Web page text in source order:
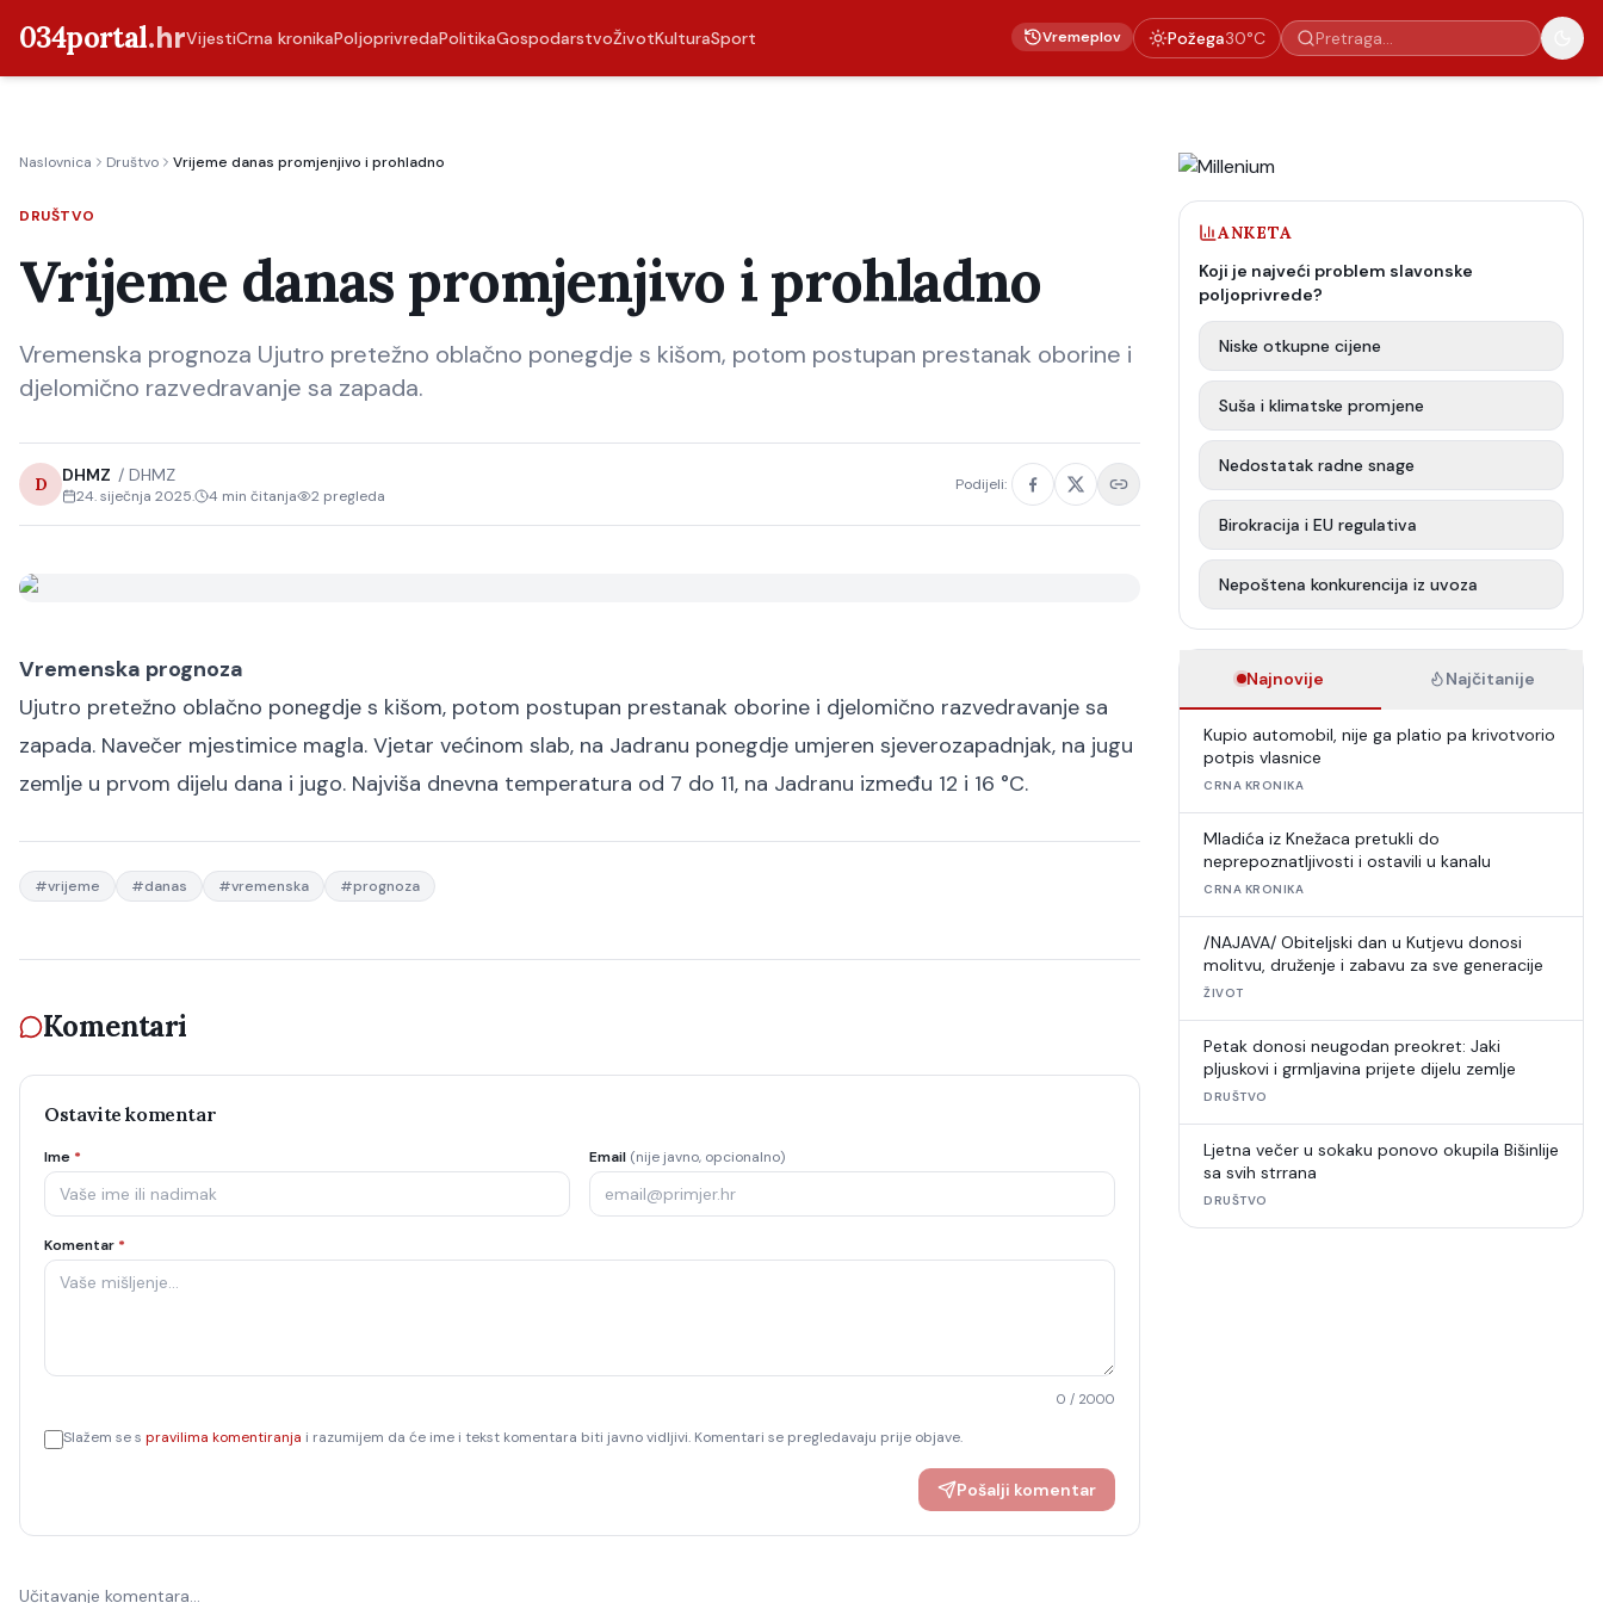
034portal.hrVijestiCrna kronikaPoljoprivredaPolitikaGospodarstvoŽivotKulturaSport Vremeplov Požega30°C
Naslovnica Društvo Vrijeme danas promjenjivo i prohladno
DRUŠTVO
Vrijeme danas promjenjivo i prohladno
Vremenska prognoza Ujutro pretežno oblačno ponegdje s kišom, potom postupan prestanak oborine i
djelomično razvedravanje sa zapada.
D DHMZ / DHMZ
24. siječnja 2025. 4 min čitanja 2 pregleda
Podijeli:
Vremenska prognoza
Ujutro pretežno oblačno ponegdje s kišom, potom postupan prestanak oborine i djelomično razvedravanje sa
zapada. Navečer mjestimice magla. Vjetar većinom slab, na Jadranu ponegdje umjeren sjeverozapadnjak, na jugu
zemlje u prvom dijelu dana i jugo. Najviša dnevna temperatura od 7 do 11, na Jadranu između 12 i 16 °C.
#vrijeme #danas #vremenska #prognoza
Komentari
Ostavite komentar
Ime * Email (nije javno, opcionalno)
Komentar *
0 / 2000
Slažem se s pravilima komentiranja i razumijem da će ime i tekst komentara biti javno vidljivi. Komentari se pregledavaju prije objave.
Pošalji komentar
Učitavanje komentara…
ANKETA
Koji je najveći problem slavonske
poljoprivrede?
Niske otkupne cijene
Suša i klimatske promjene
Nedostatak radne snage
Birokracija i EU regulativa
Nepoštena konkurencija iz uvoza
Najnovije Najčitanije
Kupio automobil, nije ga platio pa krivotvorio
potpis vlasnice
CRNA KRONIKA
Mladića iz Knežaca pretukli do
neprepoznatljivosti i ostavili u kanalu
CRNA KRONIKA
/NAJAVA/ Obiteljski dan u Kutjevu donosi
molitvu, druženje i zabavu za sve generacije
ŽIVOT
Petak donosi neugodan preokret: Jaki
pljuskovi i grmljavina prijete dijelu zemlje
DRUŠTVO
Ljetna večer u sokaku ponovo okupila Bišinlije
sa svih strrana
DRUŠTVO